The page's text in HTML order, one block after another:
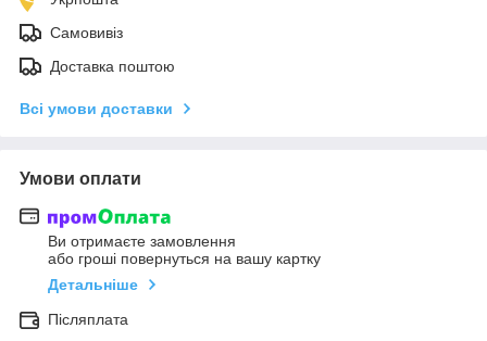
Самовивіз
Доставка поштою
Всі умови доставки
Умови оплати
Ви отримаєте замовлення
або гроші повернуться на вашу картку
Детальніше
Післяплата